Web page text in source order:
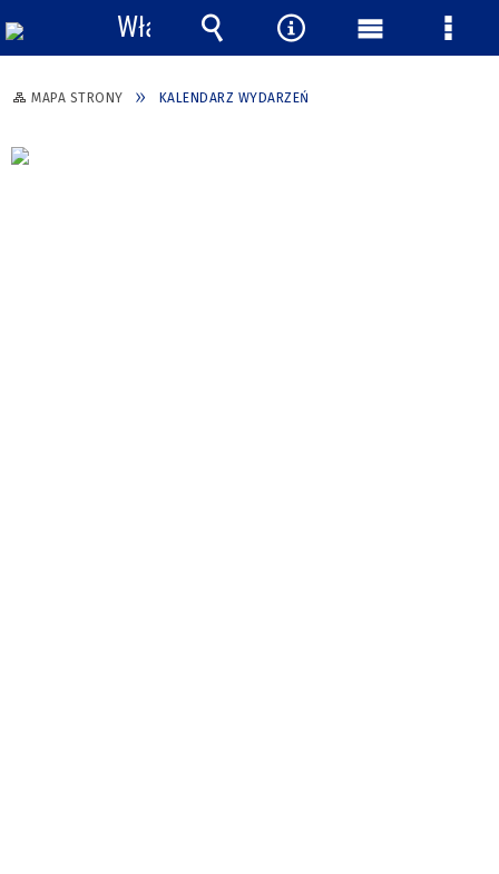
MAPA STRONY KALENDARZ WYDARZEŃ
Włącz
powiadomienia
Wyszukiwarka
Narzędzia
Menu Menu